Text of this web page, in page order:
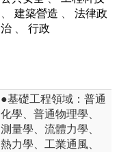
建築營造
法律政
治
行政
●基礎工程領域：普通
化學、普通物理學、
測量學、流體力學、
熱力學、工業通風、